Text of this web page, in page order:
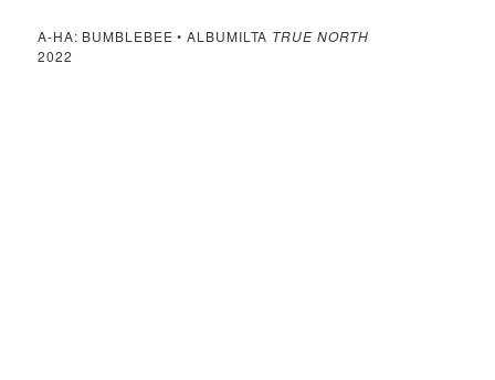
A-HA: BUMBLEBEE • ALBUMILTA TRUE NORTH
2022